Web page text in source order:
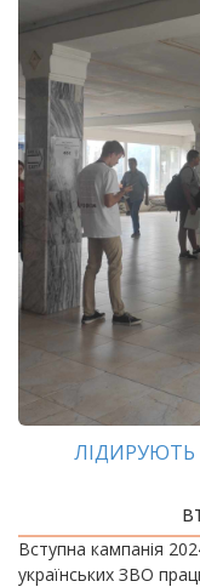
ЛІДИРУЮТЬ
Вступна кампанія
українських ЗВО